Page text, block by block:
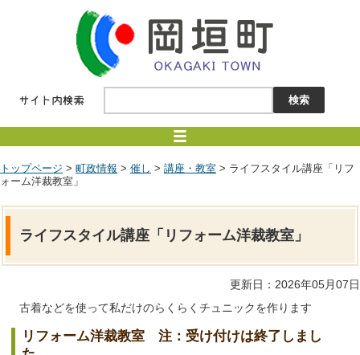
トップページ > 町政情報 > 催し > 講座・教室 > ライフスタイル講座「リフ
ォーム洋裁教室」
ライフスタイル講座「リフォーム洋裁教室」
更新日：2026年05月07日
古着などを使って私だけのらくらくチュニックを作ります
リフォーム洋裁教室 注：受け付けは終了しまし